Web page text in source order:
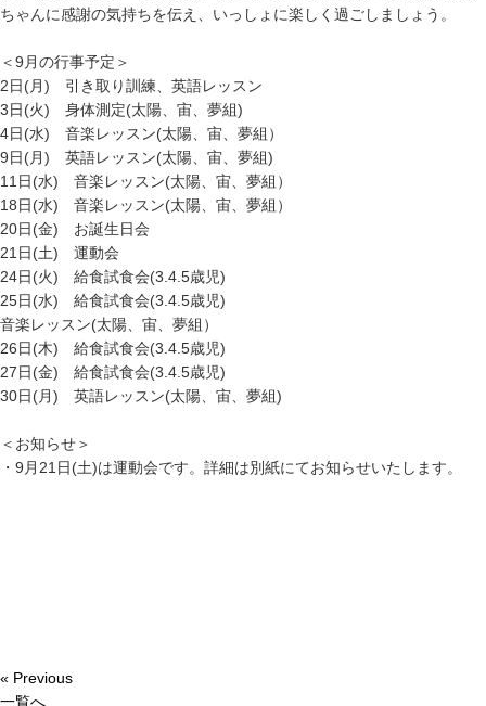
ちゃんに感謝の気持ちを伝え、いっしょに楽しく過ごしましょう。
＜9月の行事予定＞
2日(月) 引き取り訓練、英語レッスン
3日(火) 身体測定(太陽、宙、夢組)
4日(水) 音楽レッスン(太陽、宙、夢組）
9日(月) 英語レッスン(太陽、宙、夢組)
11日(水) 音楽レッスン(太陽、宙、夢組）
18日(水) 音楽レッスン(太陽、宙、夢組）
20日(金) お誕生日会
21日(土) 運動会
24日(火) 給食試食会(3.4.5歳児)
25日(水) 給食試食会(3.4.5歳児)
音楽レッスン(太陽、宙、夢組）
26日(木) 給食試食会(3.4.5歳児)
27日(金) 給食試食会(3.4.5歳児)
30日(月) 英語レッスン(太陽、宙、夢組)
＜お知らせ＞
・9月21日(土)は運動会です。詳細は別紙にてお知らせいたします。
« Previous
一覧へ